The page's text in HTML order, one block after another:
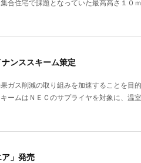
合住宅で課題となっていた最高高さ１０
ンススキーム策定
ガス削減の取り組みを加速することを目
ームはＮＥＣのサプライヤを対象に、温
」発売